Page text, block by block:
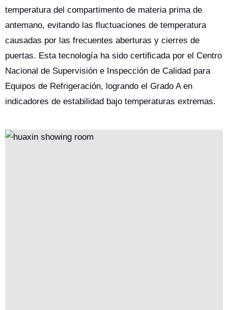
temperatura del compartimento de materia prima de
antemano, evitando las fluctuaciones de temperatura
causadas por las frecuentes aberturas y cierres de
puertas. Esta tecnología ha sido certificada por el Centro
Nacional de Supervisión e Inspección de Calidad para
Equipos de Refrigeración, logrando el Grado A en
indicadores de estabilidad bajo temperaturas extremas.